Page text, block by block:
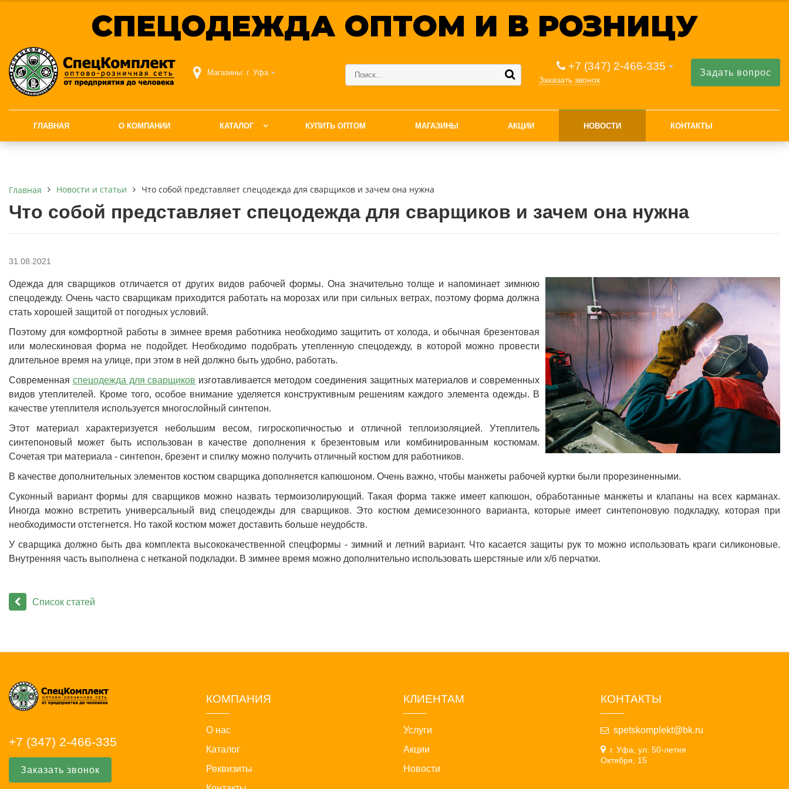
СПЕЦОДЕЖДА ОПТОМ И В РОЗНИЦУ
Магазины: г. Уфа +7 (347) 2-466-335
Заказать звонок
Задать вопрос
ГЛАВНАЯ О КОМПАНИИ КАТАЛОГ КУПИТЬ ОПТОМ МАГАЗИНЫ АКЦИИ НОВОСТИ КОНТАКТЫ
Главная Новости и статьи Что собой представляет спецодежда для сварщиков и зачем она нужна
Что собой представляет спецодежда для сварщиков и зачем она нужна
31.08.2021
Одежда для сварщиков отличается от других видов рабочей формы. Она значительно толще и напоминает зимнюю
спецодежду. Очень часто сварщикам приходится работать на морозах или при сильных ветрах, поэтому форма должна
стать хорошей защитой от погодных условий.
Поэтому для комфортной работы в зимнее время работника необходимо защитить от холода, и обычная брезентовая
или молескиновая форма не подойдет. Необходимо подобрать утепленную спецодежду, в которой можно провести
длительное время на улице, при этом в ней должно быть удобно, работать.
Современная спецодежда для сварщиков изготавливается методом соединения защитных материалов и современных
видов утеплителей. Кроме того, особое внимание уделяется конструктивным решениям каждого элемента одежды. В
качестве утеплителя используется многослойный синтепон.
Этот материал характеризуется небольшим весом, гигроскопичностью и отличной теплоизоляцией. Утеплитель
синтепоновый может быть использован в качестве дополнения к брезентовым или комбинированным костюмам.
Сочетая три материала - синтепон, брезент и спилку можно получить отличный костюм для работников.
В качестве дополнительных элементов костюм сварщика дополняется капюшоном. Очень важно, чтобы манжеты рабочей куртки были прорезиненными.
Суконный вариант формы для сварщиков можно назвать термоизолирующий. Такая форма также имеет капюшон, обработанные манжеты и клапаны на всех карманах.
Иногда можно встретить универсальный вид спецодежды для сварщиков. Это костюм демисезонного варианта, которые имеет синтепоновую подкладку, которая при
необходимости отстегнется. Но такой костюм может доставить больше неудобств.
У сварщика должно быть два комплекта высококачественной спецформы - зимний и летний вариант. Что касается защиты рук то можно использовать краги силиконовые.
Внутренняя часть выполнена с нетканой подкладки. В зимнее время можно дополнительно использовать шерстяные или х/б перчатки.
Список статей
+7 (347) 2-466-335
Заказать звонок
КОМПАНИЯ
О нас
Каталог
Реквизиты
КЛИЕНТАМ
Услуги
Акции
Новости
КОНТАКТЫ
spetskomplekt@bk.ru
г. Уфа, ул. 50-летия
Октября, 15